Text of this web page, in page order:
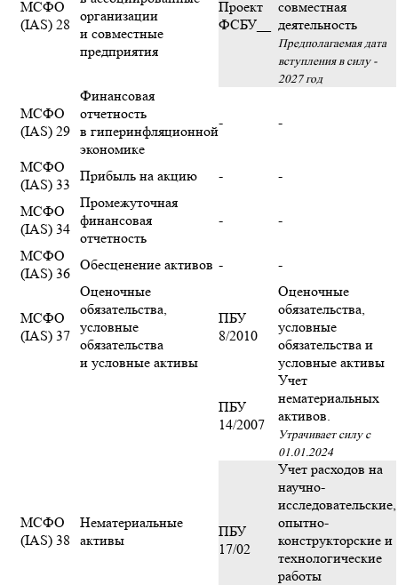
МСФО
(IAS) 28
организации
и совместные
предприятия
Проект
ФСБУ__
совместная
деятельность
Предполагаемая дата
вступления в силу -
2027 год
МСФО
(IAS) 29
Финансовая
отчетность
в гиперинфляционной
экономике
- -
МСФО
(IAS) 33
Прибыль на акцию - -
МСФО
(IAS) 34
Промежуточная
финансовая
отчетность
- -
МСФО
(IAS) 36
Обесценение активов - -
МСФО
(IAS) 37
Оценочные
обязательства,
условные
обязательства
и условные активы
ПБУ
8/2010
Оценочные
обязательства,
условные
обязательства и
условные активы
МСФО
(IAS) 38
Нематериальные
активы
ПБУ
14/2007
Учет
нематериальных
активов.
Утрачивает силу с
01.01.2024
ПБУ
17/02
Учет расходов на
научно-
исследовательские,
опытно-
конструкторские и
технологические
работы